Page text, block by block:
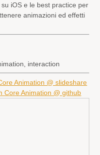
iOS e le best practice per
animazioni ed effetti
interaction
Animation @ slideshare
Core Animation @ github